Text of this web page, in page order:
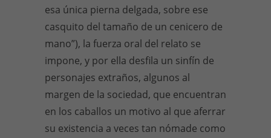
esa única pierna delgada, sobre ese
casquito del tamaño de un cenicero de
mano”), la fuerza oral del relato se
impone, y por ella desfila un sinfín de
personajes extraños, algunos al
margen de la sociedad, que encuentran
en los caballos un motivo al que aferrar
su existencia a veces tan nómade como